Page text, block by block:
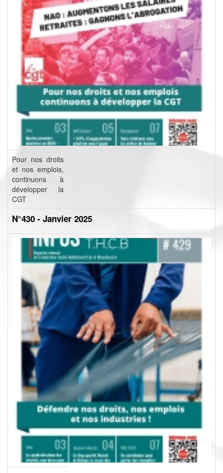
Pour nos droits
et nos emplois,
continuons à
développer la
CGT
N°430 - Janvier 2025